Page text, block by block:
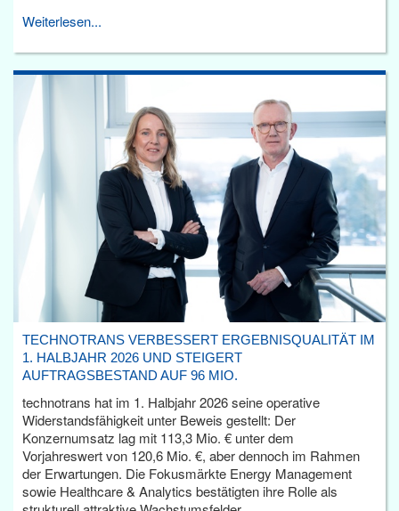
Weiterlesen...
TECHNOTRANS VERBESSERT ERGEBNISQUALITÄT IM
1. HALBJAHR 2026 UND STEIGERT
AUFTRAGSBESTAND AUF 96 MIO.
technotrans hat im 1. Halbjahr 2026 seine operative
Widerstandsfähigkeit unter Beweis gestellt: Der
Konzernumsatz lag mit 113,3 Mio. € unter dem
Vorjahreswert von 120,6 Mio. €, aber dennoch im Rahmen
der Erwartungen. Die Fokusmärkte Energy Management
sowie Healthcare & Analytics bestätigten ihre Rolle als